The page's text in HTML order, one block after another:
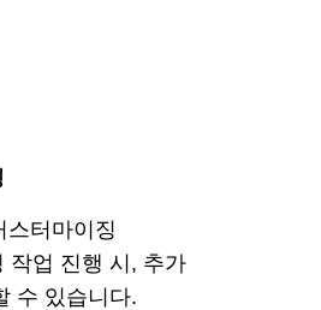
스터마이징
작업 진행 시, 추가
수 있습니다.